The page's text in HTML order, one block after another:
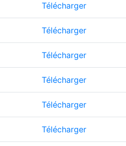
Télécharger
Télécharger
Télécharger
Télécharger
Télécharger
Télécharger